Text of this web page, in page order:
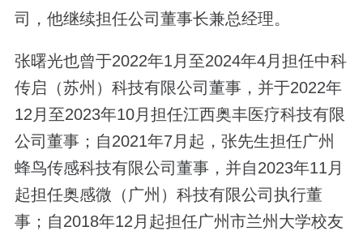
司，他继续担任公司董事长兼总经理。
张曙光也曾于2022年1月至2024年4月担任中科
传启（苏州）科技有限公司董事，并于2022年
12月至2023年10月担任江西奥丰医疗科技有限
公司董事；自2021年7月起，张先生担任广州
蜂鸟传感科技有限公司董事，并自2023年11月
起担任奥感微（广州）科技有限公司执行董
事；自2018年12月起担任广州市兰州大学校友